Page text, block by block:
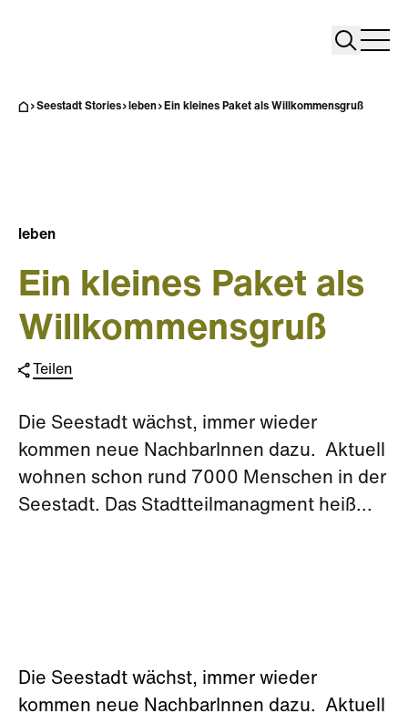
Search
Seestadt Stories leben Ein kleines Paket als Willkommensgruß
leben
Ein kleines Paket als
Willkommensgruß
Teilen
Die Seestadt wächst, immer wieder
kommen neue NachbarInnen dazu. Aktuell
wohnen schon rund 7000 Menschen in der
Seestadt. Das Stadtteilmanagment heiß...
Die Seestadt wächst, immer wieder
kommen neue NachbarInnen dazu. Aktuell